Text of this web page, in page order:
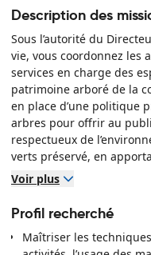
Découvrez notre
Description des
Sous l’autorité du
vie, vous coordonnez les
services en charge des
patrimoine arboré de la
en place d’une politique
arbres pour offrir au
respectueux de
verts préservé, en
savoirs.
À ce titre, vous
suivantes :
 Coordination et
Planifier les activités
Voir plus
Profil recherché
Maîtriser les